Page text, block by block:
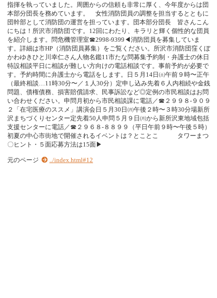
指揮を執っていました。周囲からの信頼も非常に厚く、今年度からは団
本部分団長を務めています。 女性消防団員の調整を担当するとともに
団幹部として消防団の運営を担っています。団本部分団長 皆さんこん
にちは！所沢市消防団です。12回にわたり、キラリと輝く個性的な団員
を紹介します。問危機管理室☎2998-9399◀消防団員を募集していま
す。詳細は市HP（消防団員募集）をご覧ください。所沢市消防団窪くぼ
かわゆきひと川幸仁さん人物名鑑11市たな問募集予約制・弁護士の休日
特設相談平日に相談が難しい方向けの電話相談です。事前予約が必要で
す。予約時間に弁護士から電話をします。日５月14日㈯午前９時〜正午
（最終相談…11時30分〜／１人30分）定申し込み先着６人内相続や金銭
問題、債権債務、損害賠償請求、民事訴訟など◎定例の市民相談はお問
い合わせください。申問月初から市民相談課に電話／☎２９９８‐９０９
２「在宅医療のススメ」講演会日５月30日㈪午後２時〜３時30分場新所
沢まちづくりセンター定先着50人申問５月９日㈪から新所沢東地域包括
支援センターに電話／☎２９６８‐８８９９（平日午前９時〜午後５時）
初夏の中心市街地で開催されるイベントは？とことこ タワーまつ
〇ヒント・５面応募方法は15面▶
元のページ ../index.html#12